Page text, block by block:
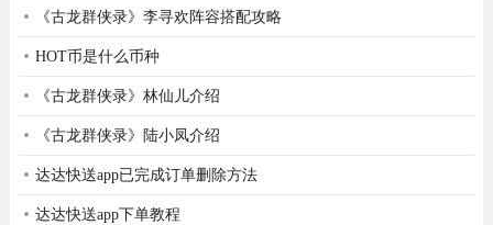
《古龙群侠录》李寻欢阵容搭配攻略
HOT币是什么币种
《古龙群侠录》林仙儿介绍
《古龙群侠录》陆小凤介绍
达达快送app已完成订单删除方法
达达快送app下单教程